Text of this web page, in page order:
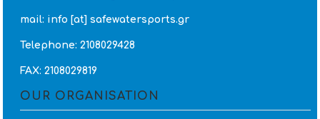
mail: info [at] safewatersports.gr
Telephone: 2108029428
FAX: 2108029819
OUR ORGANISATION